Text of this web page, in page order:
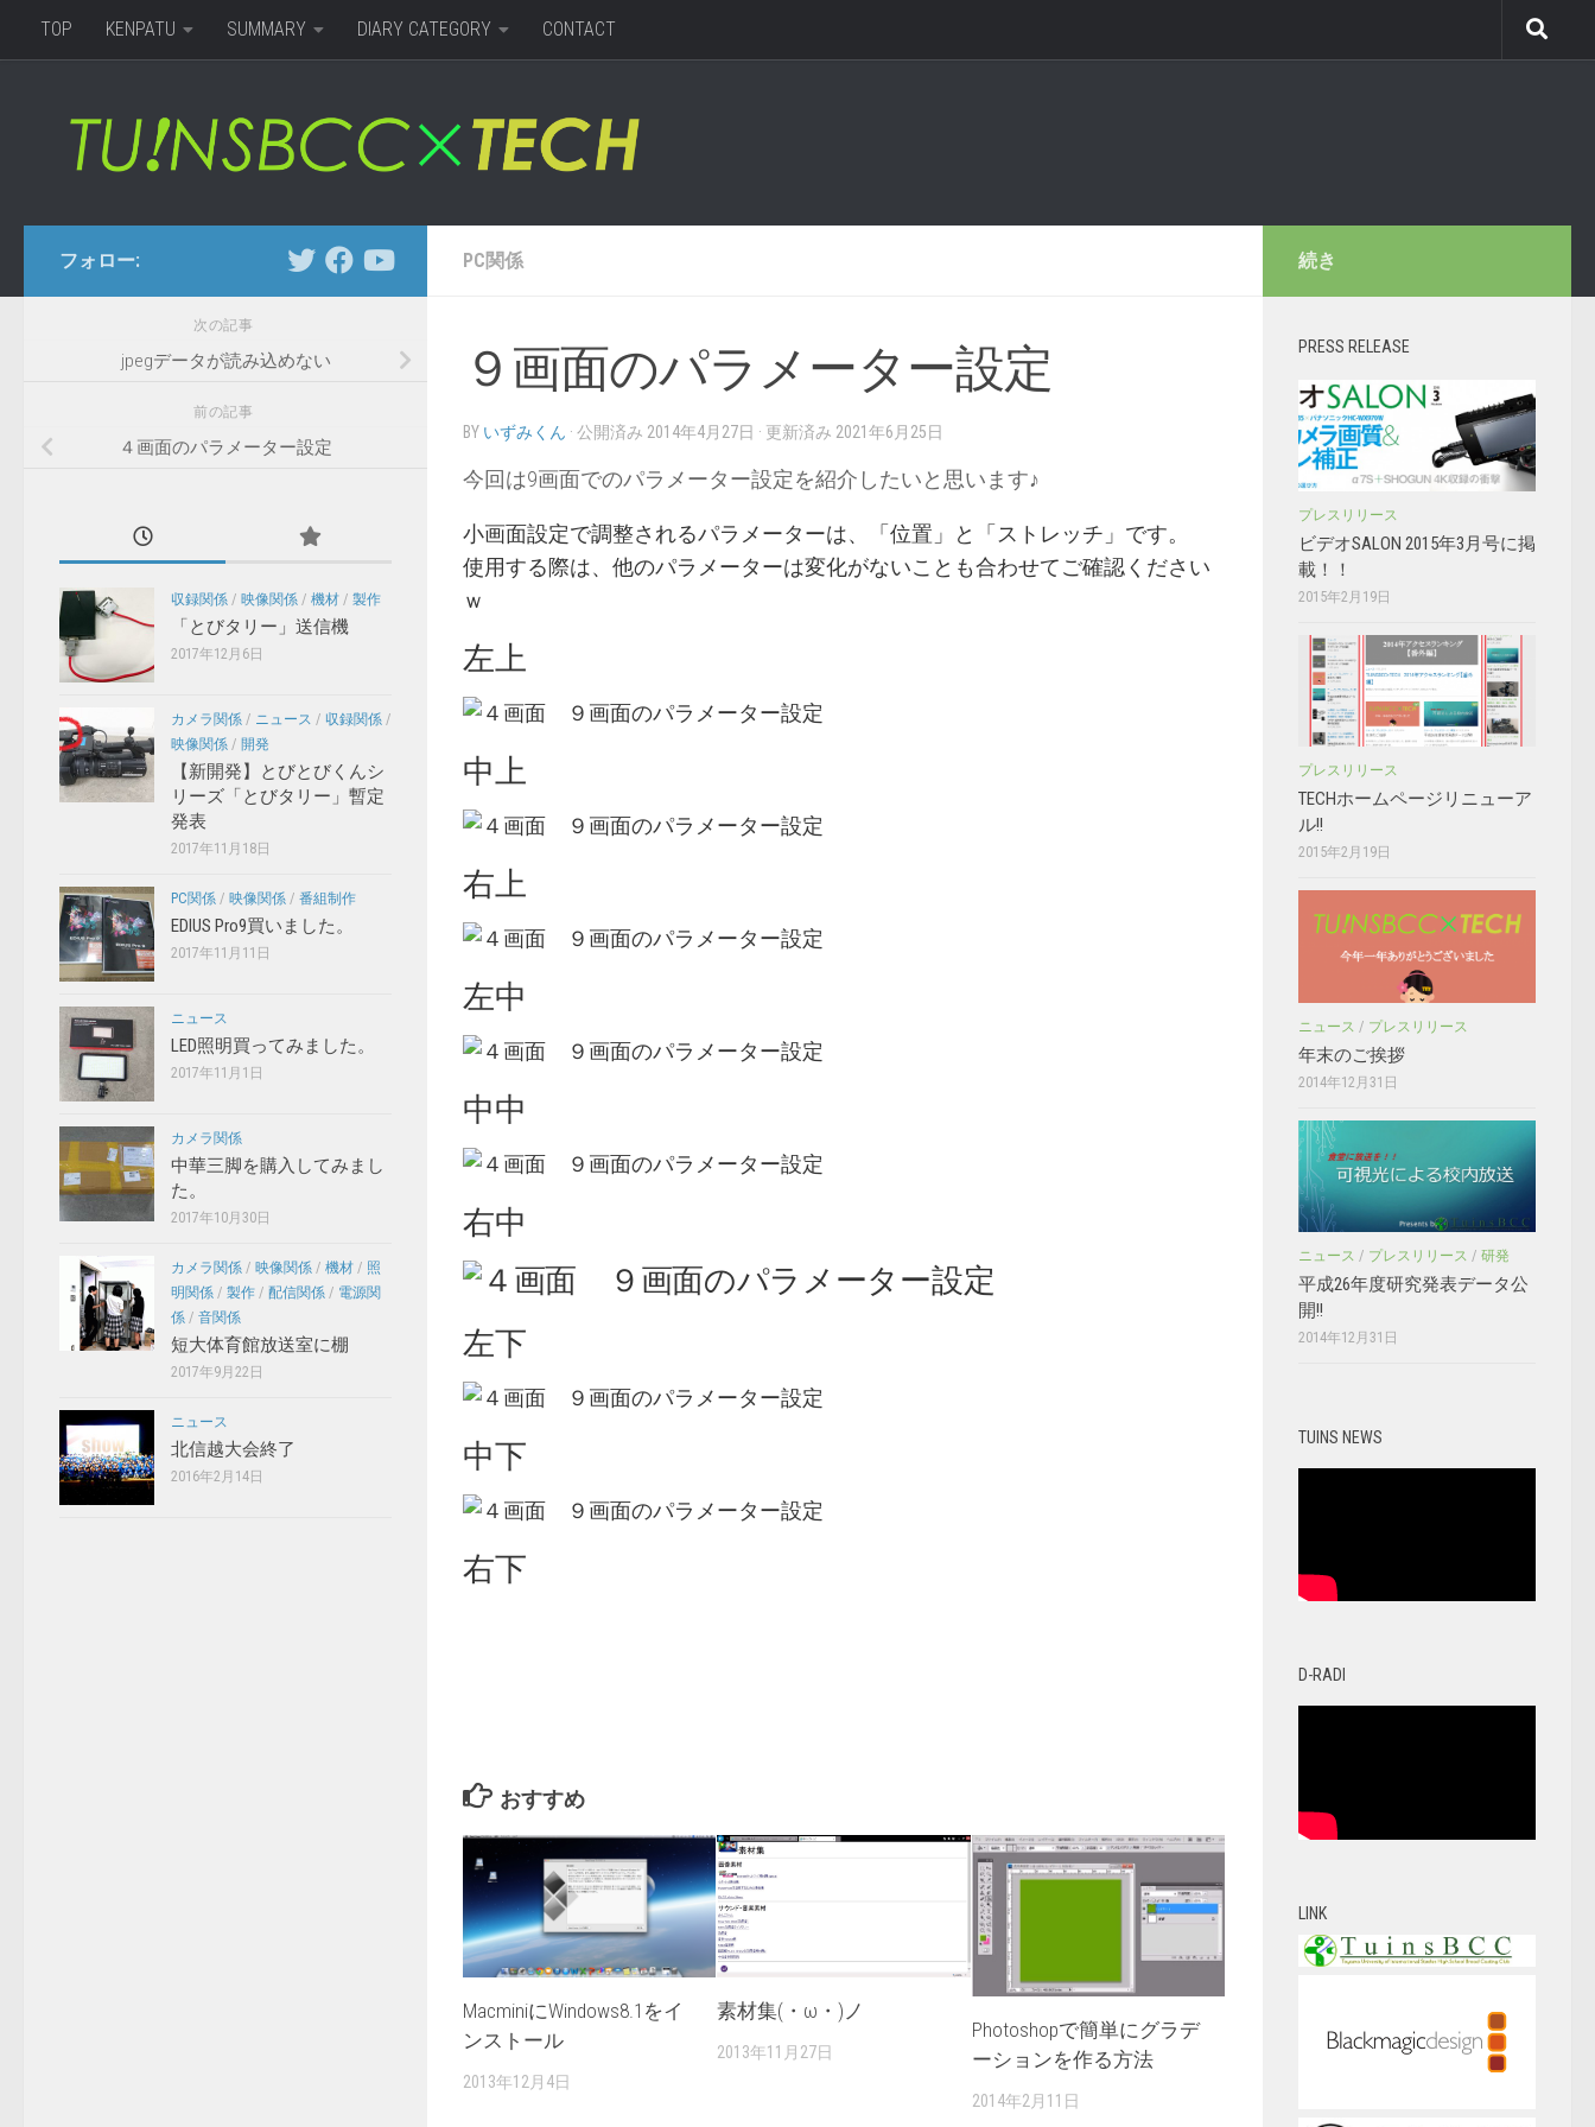
コンテンツへスキップ
TOP KENPATU SUMMARY DIARY CATEGORY CONTACT
PC関係
９画面のパラメーター設定
BY いずみくん · 公開済み 2014年4月27日 · 更新済み 2021年6月25日
今回は9画面でのパラメーター設定を紹介したいと思います♪
小画面設定で調整されるパラメーターは、「位置」と「ストレッチ」です。
使用する際は、他のパラメーターは変化がないことも合わせてご確認ください
ｗ
左上
中上
右上
左中
中中
右中
左下
中下
右下
おすすめ
MacminiにWindows8.1をイ
ンストール
2013年12月4日
素材集(・ω・)ノ
2013年11月27日
Photoshopで簡単にグラデ
ーションを作る方法
2014年2月11日
フォロー:
次の記事
jpegデータが読み込めない
前の記事
４画面のパラメーター設定
収録関係 / 映像関係 / 機材 / 製作
「とびタリー」送信機
2017年12月6日
カメラ関係 / ニュース / 収録関係 /
映像関係 / 開発
【新開発】とびとびくんシ
リーズ「とびタリー」暫定
発表
2017年11月18日
PC関係 / 映像関係 / 番組制作
EDIUS Pro9買いました。
2017年11月11日
ニュース
LED照明買ってみました。
2017年11月1日
カメラ関係
中華三脚を購入してみまし
た。
2017年10月30日
カメラ関係 / 映像関係 / 機材 / 照
明関係 / 製作 / 配信関係 / 電源関
係 / 音関係
短大体育館放送室に棚
2017年9月22日
ニュース
北信越大会終了
2016年2月14日
続き
PRESS RELEASE
プレスリリース
ビデオSALON 2015年3月号に掲
載！！
2015年2月19日
プレスリリース
TECHホームページリニューア
ル!!
2015年2月19日
ニュース / プレスリリース
年末のご挨拶
2014年12月31日
ニュース / プレスリリース / 研発
平成26年度研究発表データ公
開!!
2014年12月31日
TUINS NEWS
D-RADI
LINK